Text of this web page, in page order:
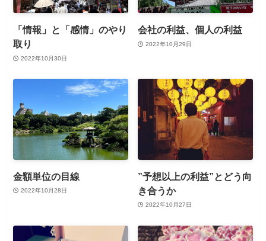
「情報」と「感情」のやり
取り
2022年10月30日
会社の利益、個人の利益
2022年10月29日
金額単位の目線
2022年10月28日
”予想以上の利益”とどう向
き合うか
2022年10月27日